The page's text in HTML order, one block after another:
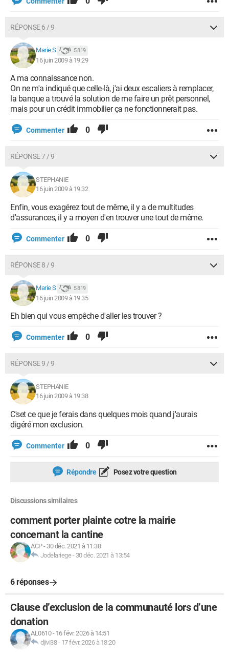
RÉPONSE 6 / 9
Marie S 5 819
16 juin 2009 à 19:29
A ma connaissance non.
On ne m'a indiqué que celle-là, j'ai deux escaliers à remplacer,
la banque a trouvé la solution de me faire un prêt personnel,
mais pour un crédit immobilier ça ne fonctionnerait pas.
Commenter 0
RÉPONSE 7 / 9
STEPHANIE
16 juin 2009 à 19:32
Enfin, vous exagérez tout de même, il y a de multitudes
d'assurances, il y a moyen d'en trouver une tout de même.
Commenter 0
RÉPONSE 8 / 9
Marie S 5 819
16 juin 2009 à 19:35
Eh bien qui vous empêche d'aller les trouver ?
Commenter 0
RÉPONSE 9 / 9
STEPHANIE
16 juin 2009 à 19:38
C'set ce que je ferais dans quelques mois quand j'aurais
digéré mon exclusion.
Commenter 0
Répondre Posez votre question
Discussions similaires
comment porter plainte cotre la mairie
concernant la cantine
ACP- 30 déc. 2021 à 11:38
Jodelariege- 30 déc. 2021 à 13:54
6 réponses
Clause d’exclusion de la communauté lors d’une
donation
AL0610- 16 févr. 2026 à 14:51
djivi38- 17 févr. 2026 à 18:20